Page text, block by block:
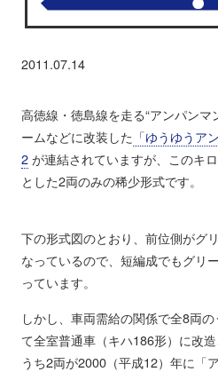
2011.07.14
高徳線・徳島線を走る“アンパン
ームなどに改装した 「ゆうゆうア
2が連結されていますが、このキ
とした2両のみの稀少形式です。
下の形式図のとおり、前位側がグ
なっているので、短編成でもグリ
っています。
しかし、車両需給の関係で全8両
て全室普通車（キハ186形）に改
うち2両が2000（平成12）年に「